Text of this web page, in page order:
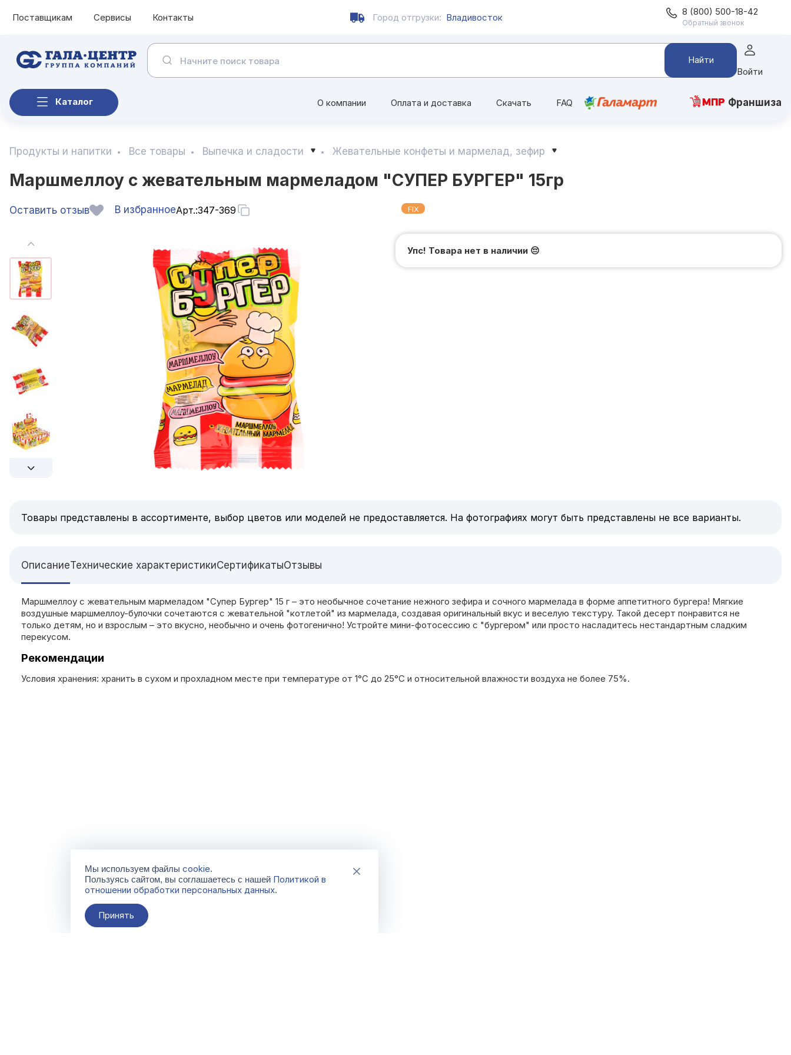
Поставщикам Сервисы Контакты Город отгрузки: Владивосток 8 (800) 500-18-42
Обратный звонок
Найти
Войти
Каталог О компании Оплата и доставка Скачать FAQ Франшиза
Продукты и напитки Все товары Выпечка и сладости Жевательные конфеты и мармелад, зефир
Маршмеллоу с жевательным мармеладом "СУПЕР БУРГЕР" 15гр
Оставить отзыв В избранноеАрт.:347-369 FIX
Упс! Товара нет в наличии 😔
Товары представлены в ассортименте, выбор цветов или моделей не предоставляется. На фотографиях могут быть представлены не все варианты.
ОписаниеТехнические характеристикиСертификатыОтзывы
Маршмеллоу с жевательным мармеладом "Супер Бургер" 15 г – это необычное сочетание нежного зефира и сочного мармелада в форме аппетитного бургера! Мягкие
воздушные маршмеллоу-булочки сочетаются с жевательной "котлетой" из мармелада, создавая оригинальный вкус и веселую текстуру. Такой десерт понравится не
только детям, но и взрослым – это вкусно, необычно и очень фотогенично! Устройте мини-фотосессию с "бургером" или просто насладитесь нестандартным сладким
перекусом.
Рекомендации
Условия хранения: хранить в сухом и прохладном месте при температуре от 1°С до 25°С и относительной влажности воздуха не более 75%.
Мы используем файлы cookie.
Пользуясь сайтом, вы соглашаетесь с нашей Политикой в
отношении обработки персональных данных.
Принять